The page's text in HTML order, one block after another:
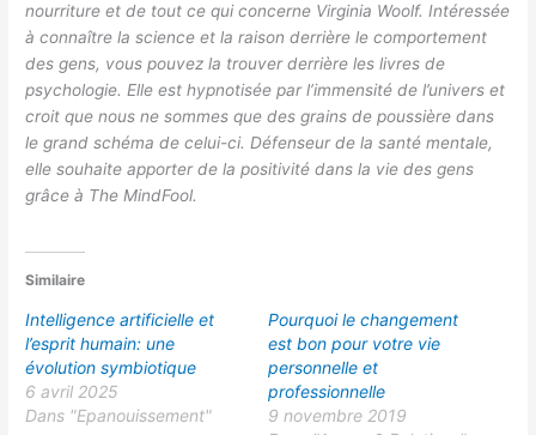
nourriture et de tout ce qui concerne Virginia Woolf. Intéressée
à connaître la science et la raison derrière le comportement
des gens, vous pouvez la trouver derrière les livres de
psychologie. Elle est hypnotisée par l’immensité de l’univers et
croit que nous ne sommes que des grains de poussière dans
le grand schéma de celui-ci. Défenseur de la santé mentale,
elle souhaite apporter de la positivité dans la vie des gens
grâce à The MindFool.
Similaire
Intelligence artificielle et
l’esprit humain: une
évolution symbiotique
6 avril 2025
Dans "Epanouissement"
Pourquoi le changement
est bon pour votre vie
personnelle et
professionnelle
9 novembre 2019